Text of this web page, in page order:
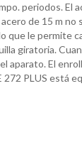
periodos. El
de 15 m no
que le permite
giratoria.
aparato. El
PLUS está